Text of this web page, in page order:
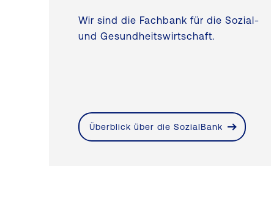
Wir sind die Fachbank für die Sozial-
und Gesundheitswirtschaft.
Überblick über die SozialBank